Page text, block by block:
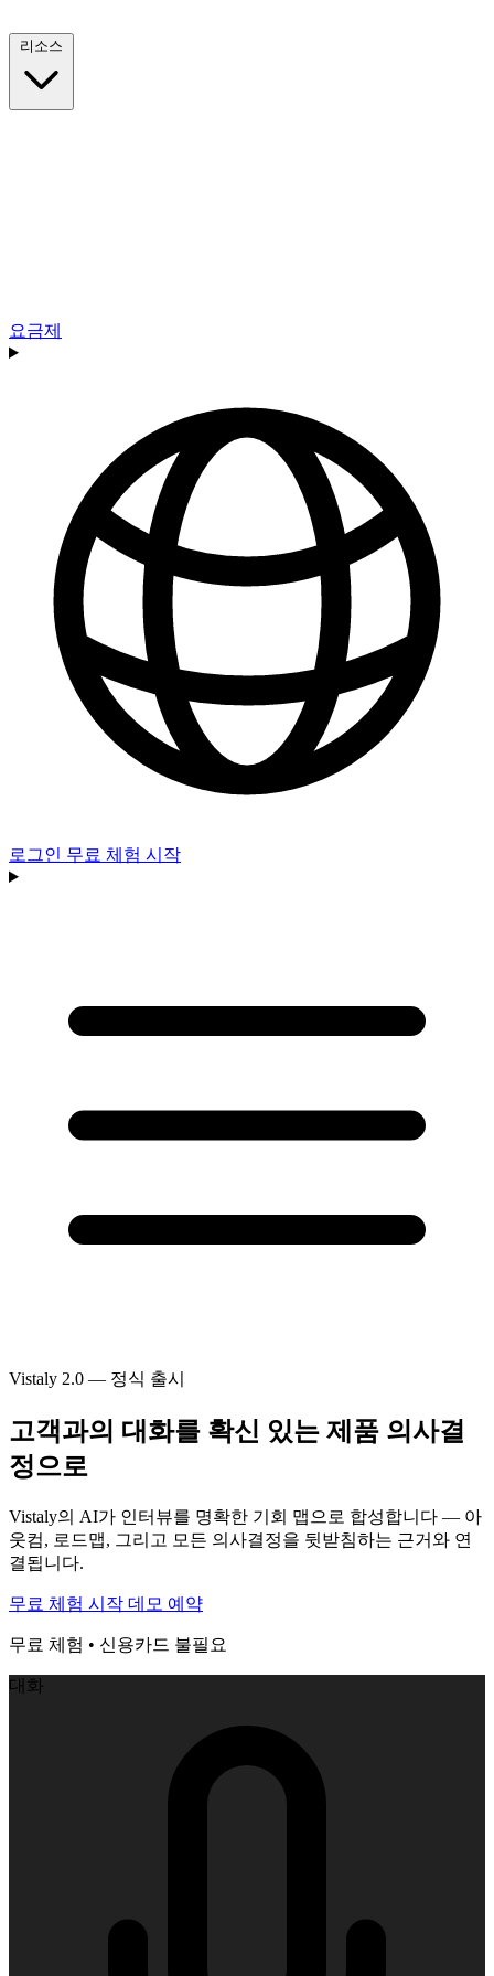
요금제
로그인 무료 체험 시작
Vistaly 2.0 — 정식 출시
고객과의 대화를 확신 있는 제품 의사결
정으로
Vistaly의 AI가 인터뷰를 명확한 기회 맵으로 합성합니다 — 아
웃컴, 로드맵, 그리고 모든 의사결정을 뒷받침하는 근거와 연
결됩니다.
무료 체험 시작 데모 예약
무료 체험 • 신용카드 불필요
대화